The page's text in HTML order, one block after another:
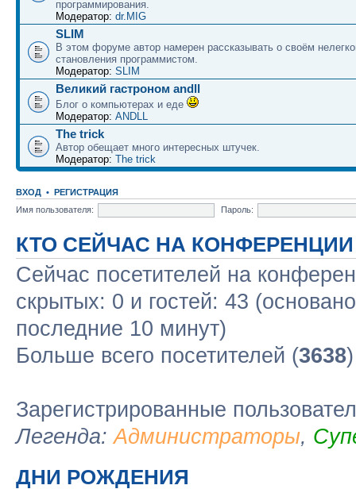
программирования.
Модератор: dr.MIG
SLIM
В этом форуме автор намерен рассказывать о своём
становления программистом.
Модератор: SLIM
Великий гастроном andll
Блог о компьютерах и еде
Модератор: ANDLL
The trick
Автор обещает много интересных штучек.
Модератор: The trick
ВХОД • РЕГИСТРАЦИЯ
Имя пользователя:
Пароль:
КТО СЕЙЧАС НА КОНФЕРЕНЦИИ
Сейчас посетителей на
скрытых: 0 и гостей: 43
последние 10 минут)
Больше всего посетителей (3638
Зарегистрированные
Легенда:Администраторы,
ДНИ РОЖДЕНИЯ